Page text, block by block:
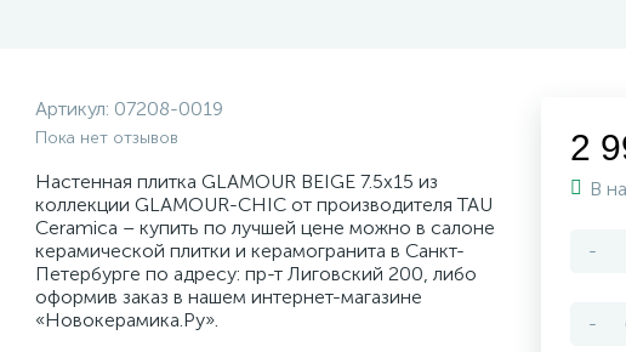
Артикул: 07208-0019
Пока нет отзывов
Настенная плитка GLAMOUR BEIGE 7.5x15 из
коллекции GLAMOUR-CHIC от производителя TAU
Ceramica – купить по лучшей цене можно в салоне
керамической плитки и керамогранита в Санкт-
Петербурге по адресу: пр-т Лиговский 200, либо
оформив заказ в нашем интернет-магазине
«Новокерамика.Ру».
2
В
-
-